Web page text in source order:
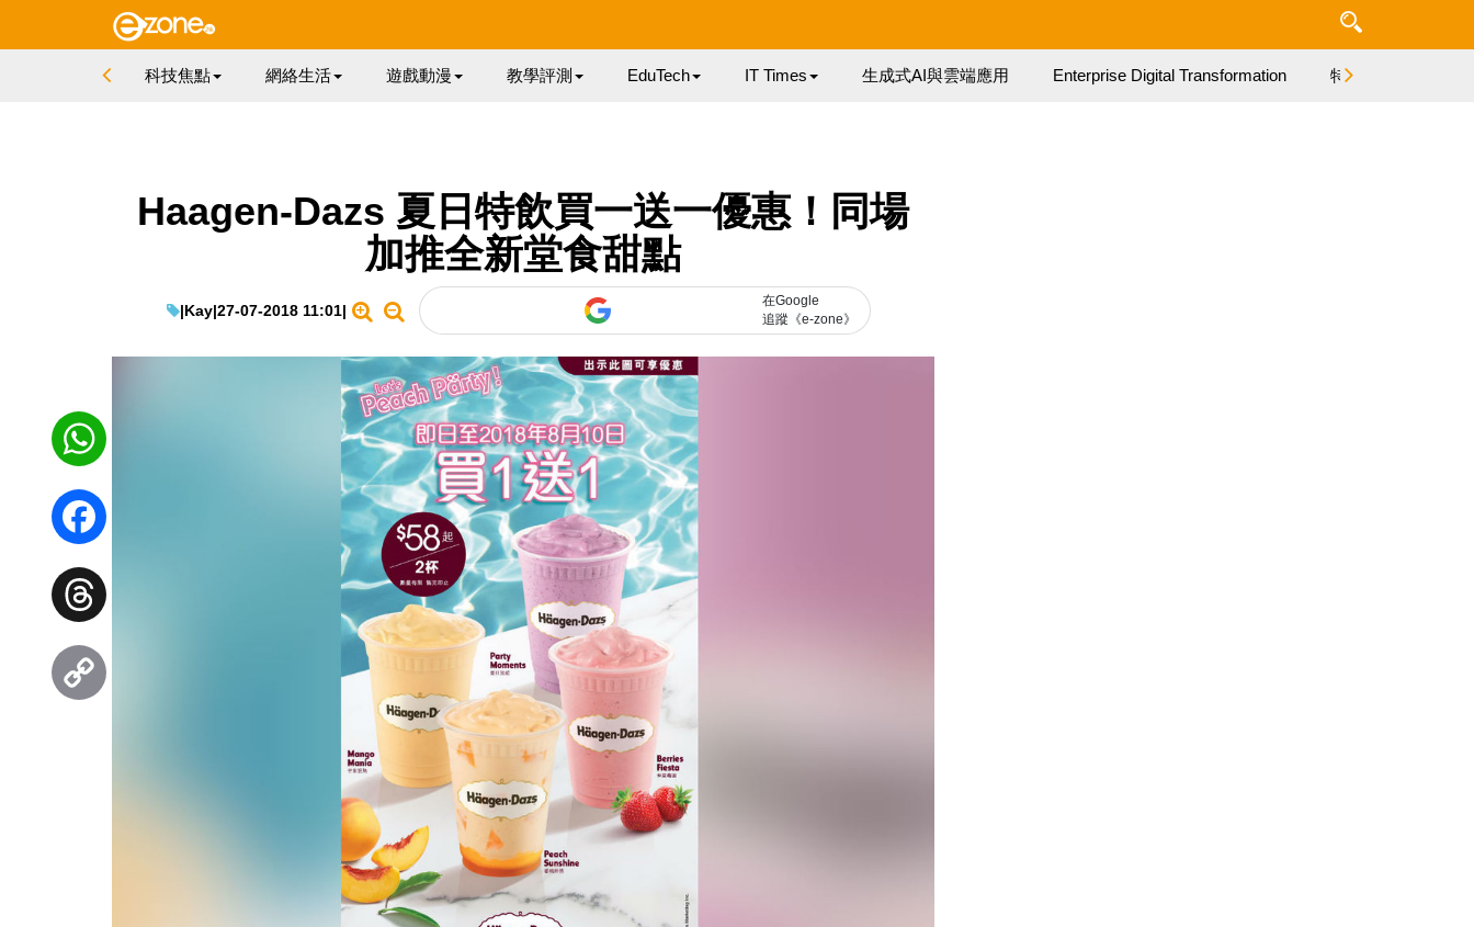
科技焦點 網絡生活 遊戲動漫 教學評測 EduTech IT Times 生成式AI與雲端應用 Enterprise Digital Transformation 特集
Haagen-Dazs 夏日特飲買一送一優惠！同場
加推全新堂食甜點
|Kay|27-07-2018 11:01|
在Google
追蹤《e-zone》
WhatsApp
Facebook
Threads